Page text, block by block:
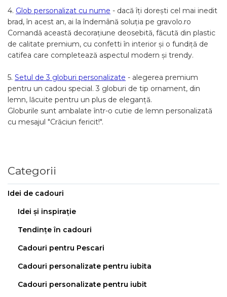
4. Glob personalizat cu nume - dacă îți dorești cel mai inedit
brad, în acest an, ai la îndemână soluția pe gravolo.ro
Comandă această decorațiune deosebită, făcută din plastic
de calitate premium, cu confetti în interior și o fundiță de
catifea care completează aspectul modern și trendy.
5. Setul de 3 globuri personalizate - alegerea premium
pentru un cadou special. 3 globuri de tip ornament, din
lemn, lăcuite pentru un plus de eleganță.
Globurile sunt ambalate într-o cutie de lemn personalizată
cu mesajul "Crăciun fericit!".
Categorii
Idei de cadouri
Idei și inspirație
Tendințe în cadouri
Cadouri pentru Pescari
Cadouri personalizate pentru iubita
Cadouri personalizate pentru iubit